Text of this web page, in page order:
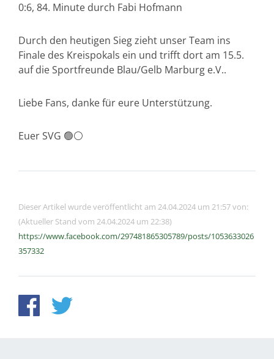
0:6, 84. Minute durch Fabi Hofmann
Durch den heutigen Sieg zieht unser Team ins
Finale des Kreispokals ein und trifft dort am 15.5.
auf die Sportfreunde Blau/Gelb Marburg e.V..
Liebe Fans, danke für eure Unterstützung.
Euer SVG 🟢⚪️
Dieser Artikel wurde veröffentlicht am 24.04.2024 um 21:57 von:
(Aktueller Stand vom 24.04.2024 um 22:38)
https://www.facebook.com/297481865305789/posts/1053633026
357332